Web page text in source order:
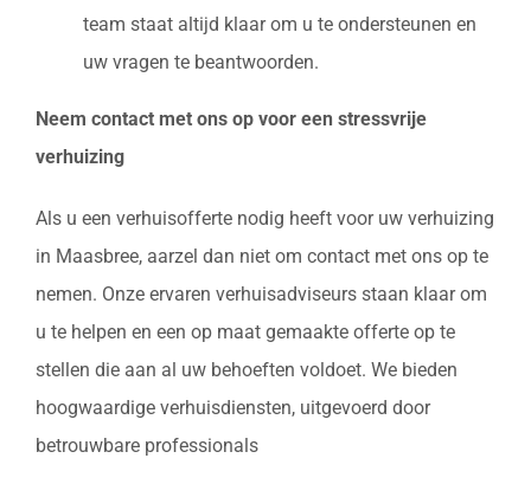
team staat altijd klaar om u te ondersteunen en
uw vragen te beantwoorden.
Neem contact met ons op voor een stressvrije
verhuizing
Als u een verhuisofferte nodig heeft voor uw verhuizing
in Maasbree, aarzel dan niet om contact met ons op te
nemen. Onze ervaren verhuisadviseurs staan klaar om
u te helpen en een op maat gemaakte offerte op te
stellen die aan al uw behoeften voldoet. We bieden
hoogwaardige verhuisdiensten, uitgevoerd door
betrouwbare professionals